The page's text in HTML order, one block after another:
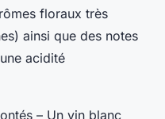
floraux très
ainsi que des notes
acidité
– Un vin blanc